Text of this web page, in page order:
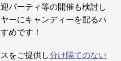
パーティ等の開催も検討し
ーにキャンディーを配るハ
めです！
をご提供し分け隔てのない